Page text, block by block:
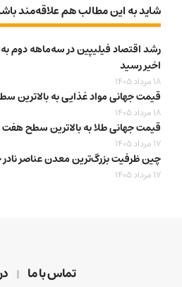
شاید به این مطالب هم علاقه‌مند
رشد اقتصاد فیلیپین در سه‌ماهه دوم
اخیر رسید
18 مرداد 1405
قیمت جهانی مواد غذایی به بالاترین
18 مرداد 1405
قیمت جهانی طلا به بالاترین سطح
17 مرداد 1405
چین ظرفیت بزرگ‌ترین معدن عناصر
17 مرداد 1405
تماس با ما